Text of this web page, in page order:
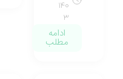
۱۴۰
۳
ادامه
مطلب